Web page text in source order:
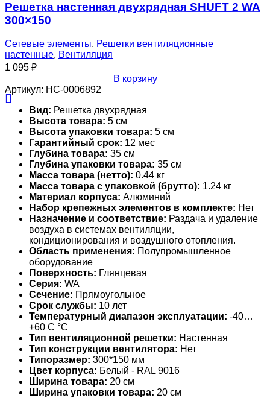
Решетка настенная двухрядная SHUFT 2 WA
300×150
Сетевые элементы, Решетки вентиляционные
настенные, Вентиляция
1 095 ₽
В корзину
Артикул: НС-0006892
Вид: Решетка двухрядная
Высота товара: 5 см
Высота упаковки товара: 5 см
Гарантийный срок: 12 мес
Глубина товара: 35 см
Глубина упаковки товара: 35 см
Масса товара (нетто): 0.44 кг
Масса товара с упаковкой (брутто): 1.24 кг
Материал корпуса: Алюминий
Набор крепежных элементов в комплекте: Нет
Назначение и соответствие: Раздача и удаление
воздуха в системах вентиляции,
кондиционирования и воздушного отопления.
Область применения: Полупромышленное
оборудование
Поверхность: Глянцевая
Серия: WA
Сечение: Прямоугольное
Срок службы: 10 лет
Температурный диапазон эксплуатации: -40…
+60 С °С
Тип вентиляционной решетки: Настенная
Тип конструкции вентилятора: Нет
Типоразмер: 300*150 мм
Цвет корпуса: Белый - RAL 9016
Ширина товара: 20 см
Ширина упаковки товара: 20 см